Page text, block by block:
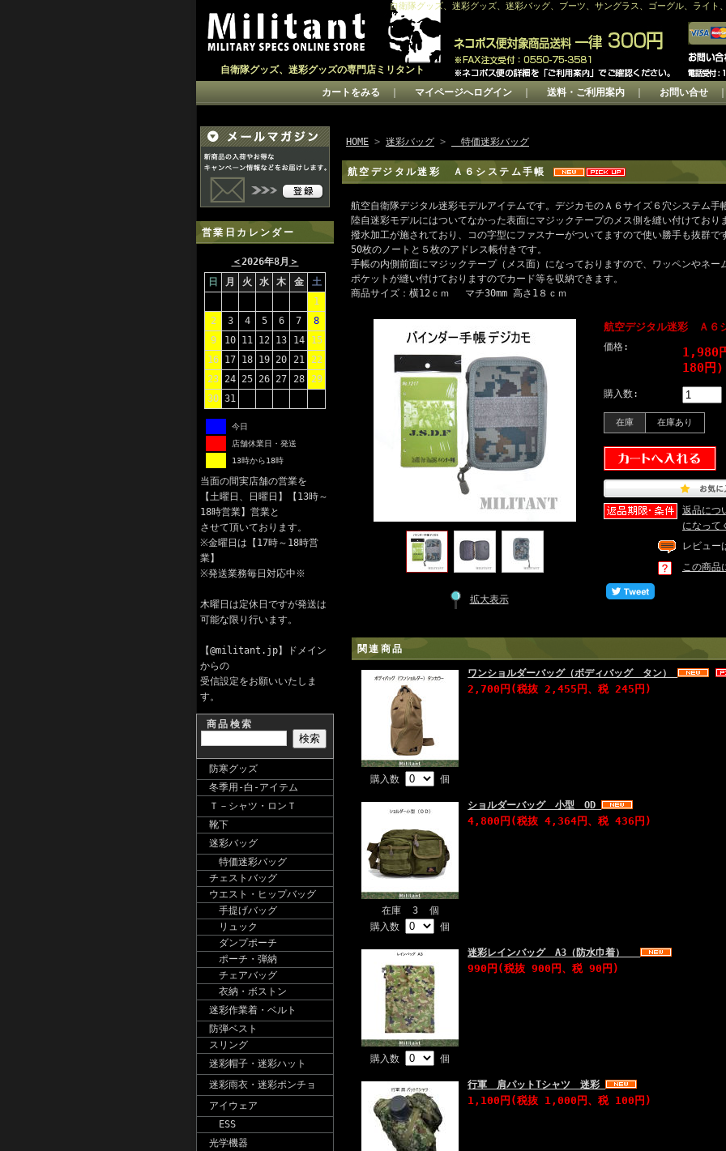
自衛隊グッズ、迷彩グッズの専門店ミリタント
自衛隊グッズ、迷彩グッズ、迷彩バッグ、ブーツ、サングラス、ゴーグル、ライト
カートをみる マイページへログイン 送料・ご利用案内 お問い合せ
営業日カレンダー
＜2026年8月 ＞
日
月 火 水 木 金
土
1
2
3 4 5 6 7
8
9
10 11 12 13 14
15
16 17 18 19 20 21
22
23 24 25 26 27 28
29
30 31
今日
店舗休業日・発送
13時から18時
当面の間実店舗の営業を
【土曜日、日曜日】【13時～
18時営業】営業と
させて頂いております。
※金曜日は【17時～18時営
業】
※発送業務毎日対応中※
木曜日は定休日ですが発送は
可能な限り行います。
【@militant.jp】ドメイン
からの
受信設定をお願いいたしま
す。
商品検索
防寒グッズ
冬季用-白-アイテム
Ｔ－シャツ・ロンＴ
靴下
迷彩バッグ
特価迷彩バッグ
チェストバッグ
ウエスト・ヒップバッグ
手提げバッグ
リュック
ダンプポーチ
ポーチ・弾納
チェアバッグ
衣納・ボストン
迷彩作業着・ベルト
防弾ベスト
スリング
迷彩帽子・迷彩ハット
迷彩雨衣・迷彩ポンチョ
アイウェア
ESS
光学機器
HOME > 迷彩バッグ > 特価迷彩バッグ
航空デジタル迷彩 Ａ６システム手帳
航空自衛隊デジタル迷彩モデルアイテムです。デジカモのＡ６サイズ６穴システム手
陸自迷彩モデルにはついてなかった表面にマジックテープのメス側を縫い付けており
撥水加工が施されており、コの字型にファスナーがついてますので使い勝手も抜群で
50枚のノートと５枚のアドレス帳付きです。
手帳の内側前面にマジックテープ（メス面）になっておりますので、ワッペンやネー
ポケットが縫い付けておりますのでカード等を収納できます。
商品サイズ：横12ｃｍ マチ30mm 高さ1８ｃｍ
拡大表示
航空デジタル迷彩 Ａ６
価格:
1,980
180円)
購入数:
在庫 在庫あり
返品につ
になって
レビュー
この商品
関連商品
購入数 個
ワンショルダーバッグ（ボディバッグ タン）
2,700円(税抜 2,455円、税 245円)
在庫 3 個
購入数
個
ショルダーバッグ 小型 OD
4,800円(税抜 4,364円、税 436円)
購入数 個
迷彩レインバッグ A3（防水巾着）
990円(税抜 900円、税 90円)
行軍 肩パットTシャツ 迷彩
1,100円(税抜 1,000円、税 100円)